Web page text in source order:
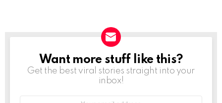
NEWSLETTER
Want more stuff like this?
Get the best viral stories straight into your
inbox!